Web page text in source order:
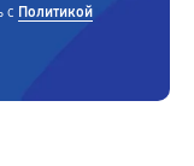
с Политикой